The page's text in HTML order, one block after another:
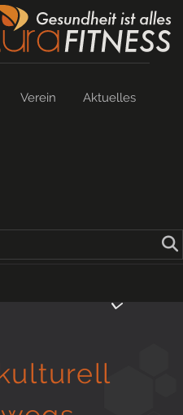
Verein Aktuelles
in Form